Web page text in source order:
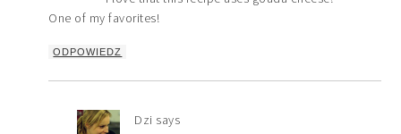
One of my favorites!
ODPOWIEDZ
Dzi says